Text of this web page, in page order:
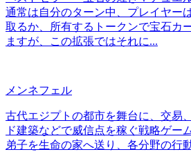
通常は自分のターン中、プレイヤー
取るか、所有するトークンで宝石カ
ますが、この拡張ではそれに...
メンネフェル
古代エジプトの都市を舞台に、交易
ド建築などで威信点を稼ぐ戦略ゲー
弟子を生命の家へ送り、各分野の行